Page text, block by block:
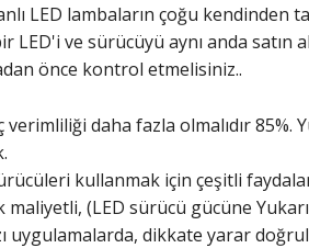
LED lambaların çoğu kendinden
LED'i ve sürücüyü aynı anda satın
önce kontrol etmelisiniz..
daha fazla olmalıdır 85%.
kullanmak için çeşitli
(LED sürücü gücüne
uygulamalarda, dikkate yarar